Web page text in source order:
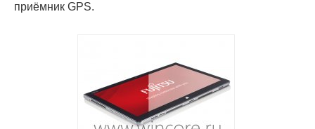
приёмник GPS.